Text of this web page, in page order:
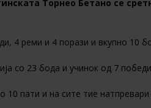
Торнео Бетано се
4 реми и 4 порази и вкупно 10
со 23 бода и учинок од 7
10 пати и на сите тие